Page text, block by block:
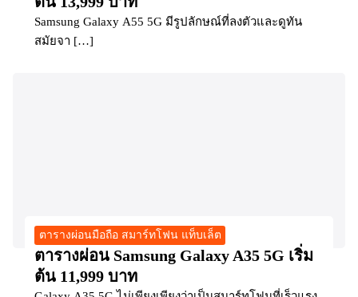
Samsung Galaxy A55 5G มีรูปลักษณ์ที่ลงตัวและดูทัน
สมัยจา […]
ตารางผ่อนมือถือ สมาร์ทโฟน แท็บเล็ต
ตารางผ่อน Samsung Galaxy A35 5G เริ่ม
ต้น 11,999 บาท